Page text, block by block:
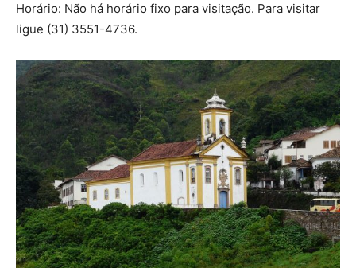
Horário: Não há horário fixo para visitação. Para visitar
ligue (31) 3551-4736.